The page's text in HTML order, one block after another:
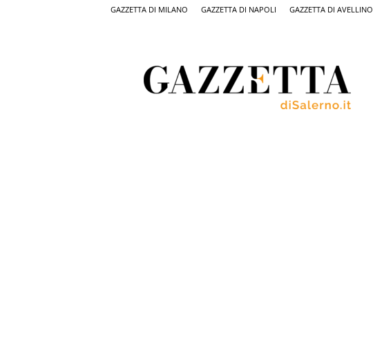
GAZZETTA DI MILANO GAZZETTA DI NAPOLI GAZZETTA DI AVELLINO
Salerno,
il
quotidiano